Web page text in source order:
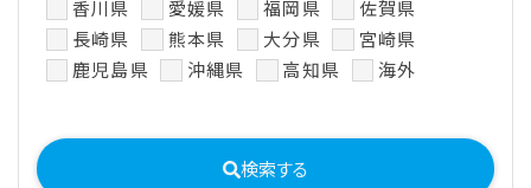
香川県
愛媛県 福岡県
佐賀県
長崎県
熊本県 大分県
宮崎県
鹿児島県
沖縄県 高知県 海外
検索する